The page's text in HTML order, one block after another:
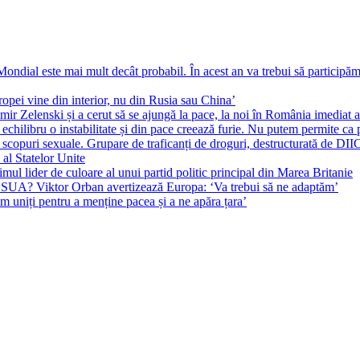
este mai mult decât probabil. În acest an va trebui să
vine din interior, nu din Rusia sau China’
și a cerut să se ajungă la pace, la noi în România imediat
o instabilitate și din pace creează furie. Nu putem permite
sexuale. Grupare de traficanți de droguri, destructurată de
al Statelor Unite
lider de culoare al unui partid politic principal din Marea Britanie
Viktor Orban avertizează Europa: ‘Va trebui să ne adaptăm’
pentru a menține pacea și a ne apăra țara’